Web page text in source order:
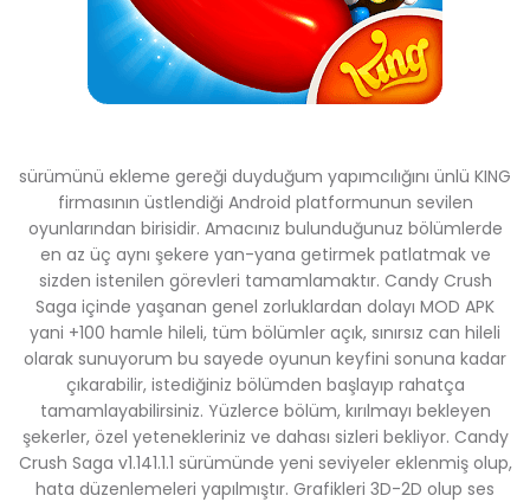
sürümünü ekleme gereği duyduğum yapımcılığını ünlü KING
firmasının üstlendiği Android platformunun sevilen
oyunlarından birisidir. Amacınız bulunduğunuz bölümlerde
en az üç aynı şekere yan-yana getirmek patlatmak ve
sizden istenilen görevleri tamamlamaktır. Candy Crush
Saga içinde yaşanan genel zorluklardan dolayı MOD APK
yani +100 hamle hileli, tüm bölümler açık, sınırsız can hileli
olarak sunuyorum bu sayede oyunun keyfini sonuna kadar
çıkarabilir, istediğiniz bölümden başlayıp rahatça
tamamlayabilirsiniz. Yüzlerce bölüm, kırılmayı bekleyen
şekerler, özel yetenekleriniz ve dahası sizleri bekliyor. Candy
Crush Saga v1.141.1.1 sürümünde yeni seviyeler eklenmiş olup,
hata düzenlemeleri yapılmıştır. Grafikleri 3D-2D olup ses